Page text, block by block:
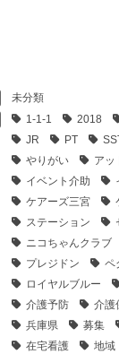
未分類
1-1-1 2018
JR
PT
やりがい
アッ
イベント介助
ケアーズ三宮
ステーション
ニコちゃんクラブ
プレジドン
ペ
ロイヤルブルー
介護予防
介護
兵庫県
募集
在宅看護
地域